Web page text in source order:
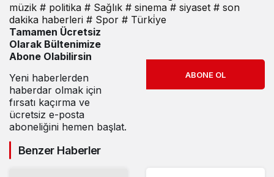
müzik # politika # Sağlık # sinema # siyaset # son
dakika haberleri # Spor # Türki̇ye
Tamamen Ücretsiz
Olarak Bültenimize
Abone Olabilirsin
Yeni haberlerden
haberdar olmak için
fırsatı kaçırma ve
ücretsiz e-posta
aboneliğini hemen başlat.
ABONE OL
Benzer Haberler